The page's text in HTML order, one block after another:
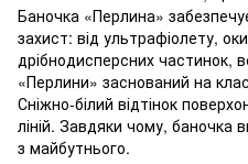
Баночка «Перлина»
захист: від ультрафіолету,
дрібнодисперсних частинок,
«Перлини» заснований на
Сніжно-білий відтінок
ліній. Завдяки чому, баночка
з майбутнього.